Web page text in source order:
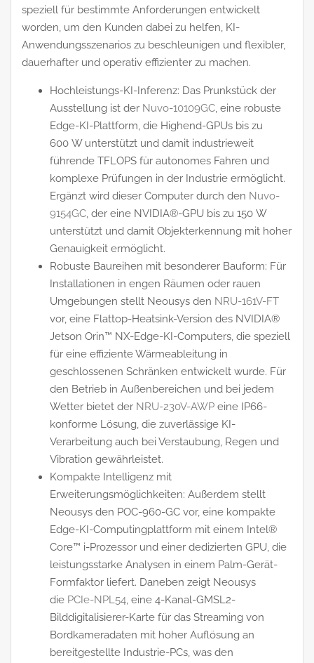
speziell für bestimmte Anforderungen entwickelt
worden, um den Kunden dabei zu helfen, KI-
Anwendungsszenarios zu beschleunigen und flexibler,
dauerhafter und operativ effizienter zu machen.
Hochleistungs-KI-Inferenz: Das Prunkstück der
Ausstellung ist der Nuvo-10109GC, eine robuste
Edge-KI-Plattform, die Highend-GPUs bis zu
600 W unterstützt und damit industrieweit
führende TFLOPS für autonomes Fahren und
komplexe Prüfungen in der Industrie ermöglicht.
Ergänzt wird dieser Computer durch den Nuvo-
9154GC, der eine NVIDIA®-GPU bis zu 150 W
unterstützt und damit Objekterkennung mit hoher
Genauigkeit ermöglicht.
Robuste Baureihen mit besonderer Bauform: Für
Installationen in engen Räumen oder rauen
Umgebungen stellt Neousys den NRU-161V-FT
vor, eine Flattop-Heatsink-Version des NVIDIA®
Jetson Orin™ NX-Edge-KI-Computers, die speziell
für eine effiziente Wärmeableitung in
geschlossenen Schränken entwickelt wurde. Für
den Betrieb in Außenbereichen und bei jedem
Wetter bietet der NRU-230V-AWP eine IP66-
konforme Lösung, die zuverlässige KI-
Verarbeitung auch bei Verstaubung, Regen und
Vibration gewährleistet.
Kompakte Intelligenz mit
Erweiterungsmöglichkeiten: Außerdem stellt
Neousys den POC-960-GC vor, eine kompakte
Edge-KI-Computingplattform mit einem Intel®
Core™ i-Prozessor und einer dedizierten GPU, die
leistungsstarke Analysen in einem Palm-Gerät-
Formfaktor liefert. Daneben zeigt Neousys
die PCIe-NPL54, eine 4-Kanal-GMSL2-
Bilddigitalisierer-Karte für das Streaming von
Bordkameradaten mit hoher Auflösung an
bereitgestellte Industrie-PCs, was den